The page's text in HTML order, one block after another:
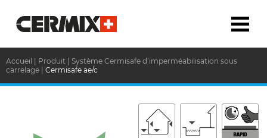
Accueil Produit
Système Cermisafe d’imperméabilisation sous
carrelage
Cermisafe ae/c